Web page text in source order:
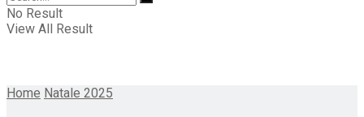
No Result
View All Result
Home Natale 2025